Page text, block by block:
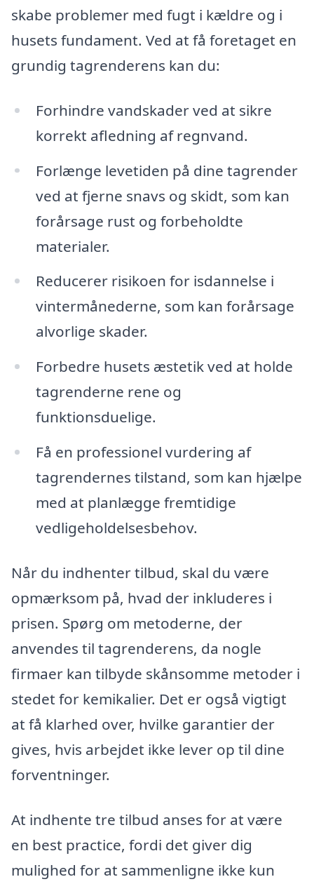
skabe problemer med fugt i kældre og i
husets fundament. Ved at få foretaget en
grundig tagrenderens kan du:
Forhindre vandskader ved at sikre
korrekt afledning af regnvand.
Forlænge levetiden på dine tagrender
ved at fjerne snavs og skidt, som kan
forårsage rust og forbeholdte
materialer.
Reducerer risikoen for isdannelse i
vintermånederne, som kan forårsage
alvorlige skader.
Forbedre husets æstetik ved at holde
tagrenderne rene og
funktionsduelige.
Få en professionel vurdering af
tagrendernes tilstand, som kan hjælpe
med at planlægge fremtidige
vedligeholdelsesbehov.
Når du indhenter tilbud, skal du være
opmærksom på, hvad der inkluderes i
prisen. Spørg om metoderne, der
anvendes til tagrenderens, da nogle
firmaer kan tilbyde skånsomme metoder i
stedet for kemikalier. Det er også vigtigt
at få klarhed over, hvilke garantier der
gives, hvis arbejdet ikke lever op til dine
forventninger.
At indhente tre tilbud anses for at være
en best practice, fordi det giver dig
mulighed for at sammenligne ikke kun